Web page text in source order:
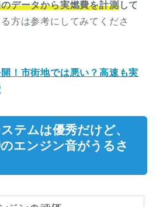
データから実燃費を計測して
方は参考にしてみてくださ
！市街地では悪い？高速も実
テムは優秀だけど、
エンジン音がうるさ